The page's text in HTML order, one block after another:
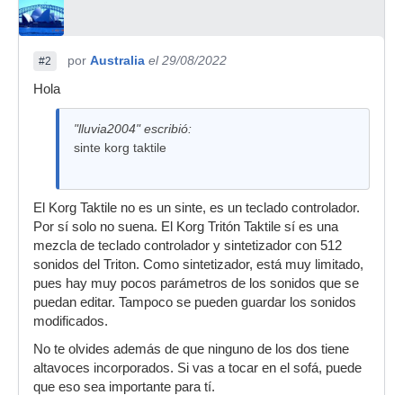
#2 por Australia el 29/08/2022
Hola
"lluvia2004" escribió:
sinte korg taktile
El Korg Taktile no es un sinte, es un teclado controlador.
Por sí solo no suena. El Korg Tritón Taktile sí es una
mezcla de teclado controlador y sintetizador con 512
sonidos del Triton. Como sintetizador, está muy limitado,
pues hay muy pocos parámetros de los sonidos que se
puedan editar. Tampoco se pueden guardar los sonidos
modificados.
No te olvides además de que ninguno de los dos tiene
altavoces incorporados. Si vas a tocar en el sofá, puede
que eso sea importante para tí.